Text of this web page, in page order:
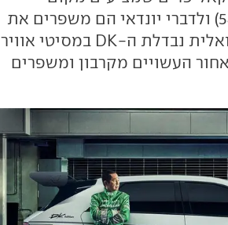
לרפידות גדולות יותר (ב-54%) ולדברי יונדאי הם משפרים את
כושר הבלימה והעמידות. ויזואלית נבדלת ה-DK במסיטי אוויר
העשויים מקרבון ומשפרים